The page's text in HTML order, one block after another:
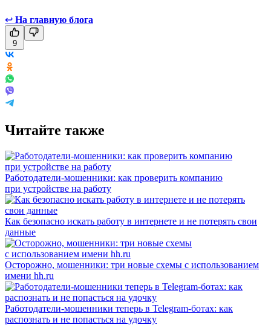
↩ На главную блога
9
Читайте также
Работодатели-мошенники: как проверить компанию
при устройстве на работу
Как безопасно искать работу в интернете и не потерять свои
данные
Осторожно, мошенники: три новые схемы с использованием
имени hh.ru
Работодатели-мошенники теперь в Telegram-ботах: как
распознать и не попасться на удочку